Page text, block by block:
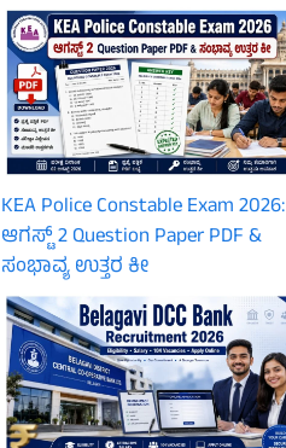
KEA Police Constable Exam 2026:
ಆಗಸ್ಟ್ 2 Question Paper PDF &
ಸಂಭಾವ್ಯ ಉತ್ತರ ಕೀ